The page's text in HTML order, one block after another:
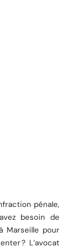
pénale,
besoin de
Marseille pour
? L’avocat